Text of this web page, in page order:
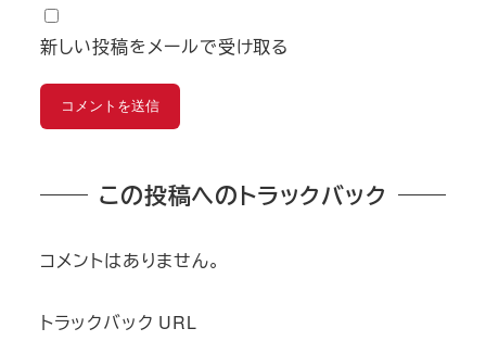
新しい投稿をメールで受け取る
この投稿へのトラックバック
コメントはありません。
トラックバック URL